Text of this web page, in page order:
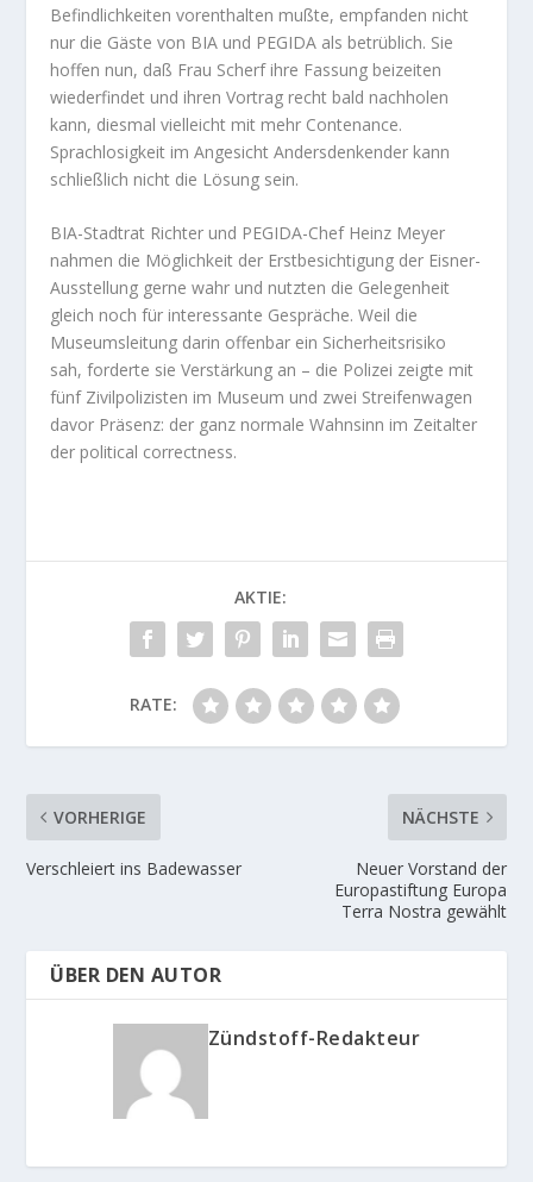
Befindlichkeiten vorenthalten mußte, empfanden nicht
nur die Gäste von BIA und PEGIDA als betrüblich. Sie
hoffen nun, daß Frau Scherf ihre Fassung beizeiten
wiederfindet und ihren Vortrag recht bald nachholen
kann, diesmal vielleicht mit mehr Contenance.
Sprachlosigkeit im Angesicht Andersdenkender kann
schließlich nicht die Lösung sein.
BIA-Stadtrat Richter und PEGIDA-Chef Heinz Meyer
nahmen die Möglichkeit der Erstbesichtigung der Eisner-
Ausstellung gerne wahr und nutzten die Gelegenheit
gleich noch für interessante Gespräche. Weil die
Museumsleitung darin offenbar ein Sicherheitsrisiko
sah, forderte sie Verstärkung an – die Polizei zeigte mit
fünf Zivilpolizisten im Museum und zwei Streifenwagen
davor Präsenz: der ganz normale Wahnsinn im Zeitalter
der political correctness.
AKTIE:
RATE:
VORHERIGE
Verschleiert ins Badewasser
NÄCHSTE
Neuer Vorstand der
Europastiftung Europa
Terra Nostra gewählt
ÜBER DEN AUTOR
Zündstoff-Redakteur